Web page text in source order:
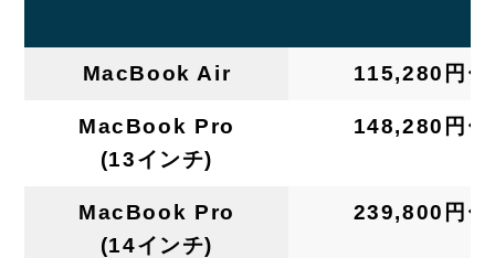
MacBook Air 115,280円〜
MacBook Pro
(13インチ)
148,280円〜
MacBook Pro
(14インチ)
239,800円〜